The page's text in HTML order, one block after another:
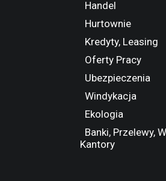
Handel
Hurtownie
Kredyty, Leasing
Oferty Pracy
Ubezpieczenia
Windykacja
Ekologia
Banki, Przelewy,
Kantory